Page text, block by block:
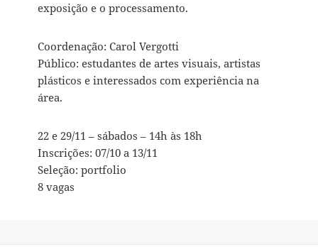
exposição e o processamento.
Coordenação: Carol Vergotti
Público: estudantes de artes visuais, artistas
plásticos e interessados com experiência na
área.
22 e 29/11 – sábados – 14h às 18h
Inscrições: 07/10 a 13/11
Seleção: portfolio
8 vagas